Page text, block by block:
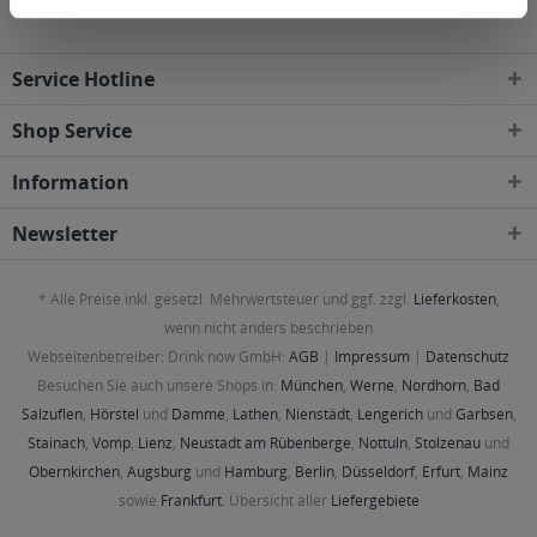
Service Hotline
Shop Service
Information
Newsletter
* Alle Preise inkl. gesetzl. Mehrwertsteuer und ggf. zzgl. Lieferkosten,
wenn nicht anders beschrieben
Webseitenbetreiber: Drink now GmbH: AGB | Impressum | Datenschutz
Besuchen Sie auch unsere Shops in: München, Werne, Nordhorn, Bad
Salzuflen, Hörstel und Damme, Lathen, Nienstädt, Lengerichund Garbsen,
Stainach, Vomp, Lienz, Neustadt am Rübenberge, Nottuln, Stolzenau und
Obernkirchen, Augsburg und Hamburg, Berlin, Düsseldorf, Erfurt, Mainz
sowie Frankfurt. Übersicht aller Liefergebiete